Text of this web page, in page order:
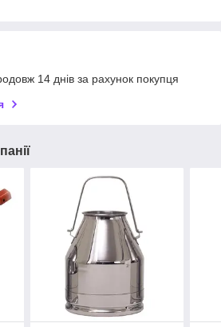
14 днів за рахунок покупця